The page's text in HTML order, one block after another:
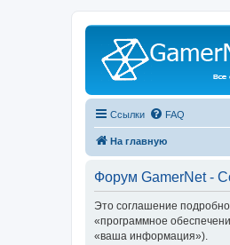
Ссылки FAQ
На главную
Форум GamerNet -
Это соглашение
«программное
«ваша информация»).